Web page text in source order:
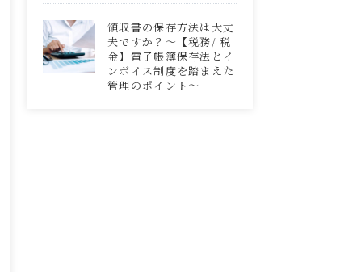
領収書の保存方法は大丈
夫ですか？～【税務/ 税
金】電子帳簿保存法とイ
ンボイス制度を踏まえた
管理のポイント～